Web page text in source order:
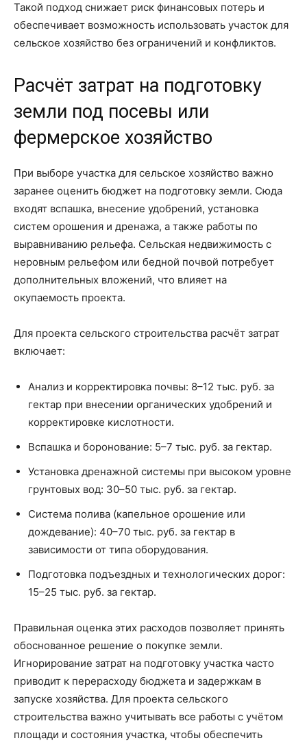
Такой подход снижает риск финансовых потерь и
обеспечивает возможность использовать участок для
сельское хозяйство без ограничений и конфликтов.
Расчёт затрат на подготовку
земли под посевы или
фермерское хозяйство
При выборе участка для сельское хозяйство важно
заранее оценить бюджет на подготовку земли. Сюда
входят вспашка, внесение удобрений, установка
систем орошения и дренажа, а также работы по
выравниванию рельефа. Сельская недвижимость с
неровным рельефом или бедной почвой потребует
дополнительных вложений, что влияет на
окупаемость проекта.
Для проекта сельского строительства расчёт затрат
включает:
Анализ и корректировка почвы: 8–12 тыс. руб. за
гектар при внесении органических удобрений и
корректировке кислотности.
Вспашка и боронование: 5–7 тыс. руб. за гектар.
Установка дренажной системы при высоком уровне
грунтовых вод: 30–50 тыс. руб. за гектар.
Система полива (капельное орошение или
дождевание): 40–70 тыс. руб. за гектар в
зависимости от типа оборудования.
Подготовка подъездных и технологических дорог:
15–25 тыс. руб. за гектар.
Правильная оценка этих расходов позволяет принять
обоснованное решение о покупке земли.
Игнорирование затрат на подготовку участка часто
приводит к перерасходу бюджета и задержкам в
запуске хозяйства. Для проекта сельского
строительства важно учитывать все работы с учётом
площади и состояния участка, чтобы обеспечить